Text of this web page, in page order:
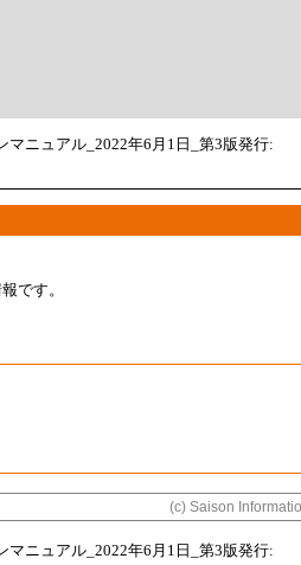
マニュアル_2022年6月1日_第3版発行:
です。
(c) Saison
マニュアル_2022年6月1日_第3版発行: